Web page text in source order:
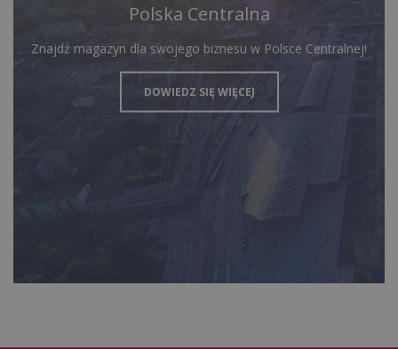
Polska Centralna
Znajdź magazyn dla swojego biznesu w Polsce Centralnej!
DOWIEDZ SIĘ WIĘCEJ